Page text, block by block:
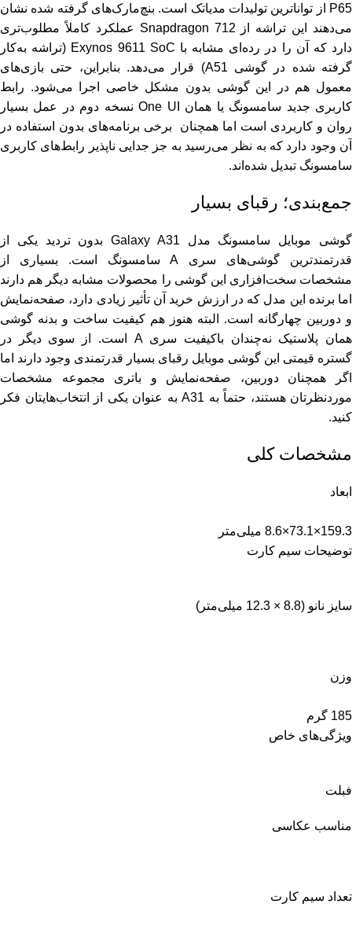
P65 از تواناترین تولیدات مدیاتک است. بنچ‌مارک‌های گرفته شده نشان
می‌دهند این تراشه از Snapdragon 712 عملکرد کاملاً مطلوب‌تری
دارد که آن را در رده‌ای مشابه با Exynos 9611 SoC (تراشه به‌کار
گرفته شده در گوشی A51) قرار می‌دهد. بنابراین، حتی بازی‌های
معمول هم در این گوشی بدون مشکل خاصی اجرا می‌شود. رابط
کاربری جدید سامسونگ یا همان One UI نسخه دوم در عمل بسیار
روان و کاربردی است اما همچنان برخی برنامه‌های بدون استفاده در
آن وجود دارد که به نظر می‌رسید به جز جدایی ناپذیر رابط‌های کاربری
سامسونگ تبدیل شده‌اند.
جمع‌بندی؛ رقبای بسیار
گوشی موبایل سامسونگ مدل Galaxy A31 بدون تردید یکی از
قدرتمندترین گوشی‌های سری A سامسونگ است. بسیاری از
مشخصات سخت‌افزاری این گوشی را محصولات مشابه دیگر هم دارند
اما برنده این مدل که در ارزش خرید آن تأثیر زیادی دارد، صفحه‌نمایش
و دوربین چهارگانه است. البته هنوز هم کیفیت ساخت و بدنه گوشی
همان پلاستیک نه‌چندان باکیفیت سری A است. از سوی دیگر در
گستره قیمتی این گوشی موبایل رقبای بسیار قدرتمندی وجود دارند اما
اگر همچنان دوربین، صفحه‌نمایش و باتری مجموعه مشخصات
موردنظرتان هستند، حتماً به A31 به عنوان یکی از انتخاب‌هایتان فکر
کنید.
مشخصات کلی
ابعاد
159.3×73.1×8.6 میلی‌متر
توضیحات سیم کارت
سایز نانو (8.8 × 12.3 میلی‌متر)
وزن
185 گرم
ویژگی‌های خاص
فبلت
مناسب عکاسی
تعداد سیم کارت